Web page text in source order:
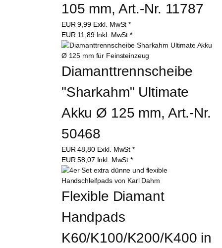
105 mm, Art.-Nr. 11787
EUR9,99 Exkl. MwSt *
EUR 11,89 Inkl. MwSt *
Diamanttrennscheibe
"Sharkahm" Ultimate
Akku Ø 125 mm, Art.-Nr.
50468
EUR48,80 Exkl. MwSt *
EUR58,07 Inkl. MwSt *
Flexible Diamant
Handpads
K60/K100/K200/K400 in